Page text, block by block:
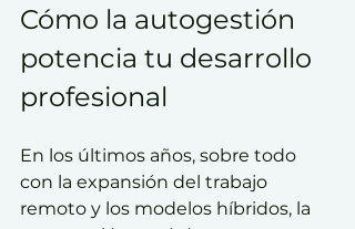
Cómo la autogestión
potencia tu desarrollo
profesional
En los últimos años, sobre todo
con la expansión del trabajo
remoto y los modelos híbridos, la